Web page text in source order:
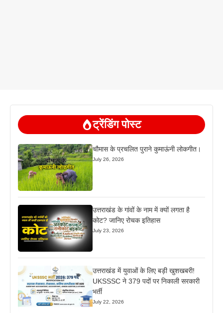
ट्रेंडिंग पोस्ट
चौमास के प्रचलित पुराने कुमाऊंनी लोकगीत।
July 26, 2026
उत्तराखंड के गांवों के नाम में क्यों लगता है
कोट? जानिए रोचक इतिहास
July 23, 2026
उत्तराखंड में युवाओं के लिए बड़ी खुशखबरी!
UKSSSC ने 379 पदों पर निकाली सरकारी
भर्ती
July 22, 2026